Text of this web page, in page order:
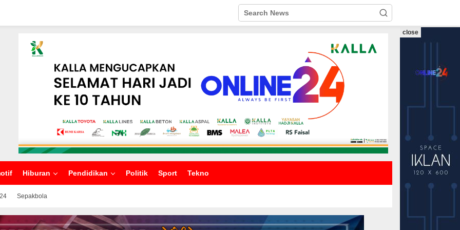
Hiburan Pendidikan Politik Sport Tekno
Sepakbola
close